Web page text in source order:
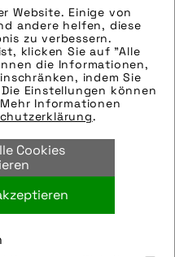
Website. Einige von
andere helfen, diese
zu verbessern.
klicken Sie auf "Alle
die Informationen,
indem Sie
Einstellungen können
Informationen
.
Cookies
e-bike,e-
frau,haibike,motor
gmbh